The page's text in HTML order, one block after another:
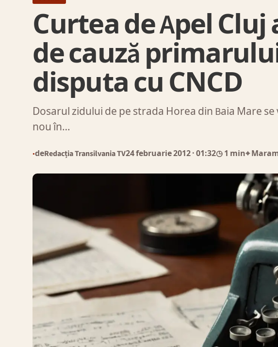
Curtea de Apel Cluj
de cauză
disputa cu CNCD
Dosarul zidului de pe strada Horea din Baia Mare
nou în…
●deRedacția Transilvania TV24 februarie 2012· 01:32◷ 1 min⌖